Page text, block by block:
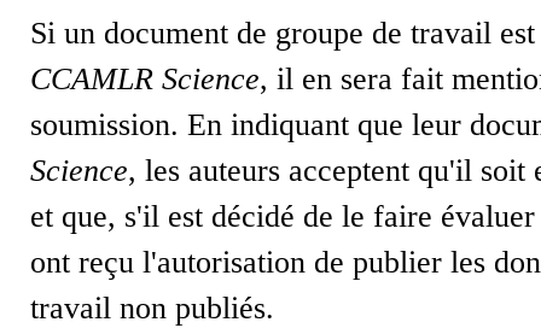
Si un document de groupe de travail
CCAMLR Science, il en sera fait
soumission. En indiquant que leur
Science, les auteurs acceptent qu'il
et que, s'il est décidé de le faire
ont reçu l'autorisation de publier les
travail non publiés.